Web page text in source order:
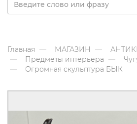
Главная МАГАЗИН
Предметы интерьера
Огромная скульптура БЫК